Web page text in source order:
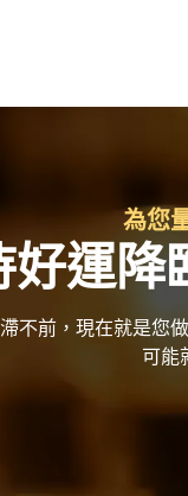
為您
好運降
不前，現在就是
可能